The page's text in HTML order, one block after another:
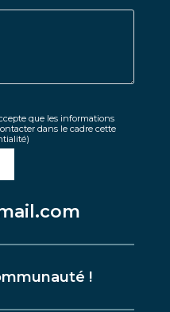
que les informations
dans le cadre cette
!